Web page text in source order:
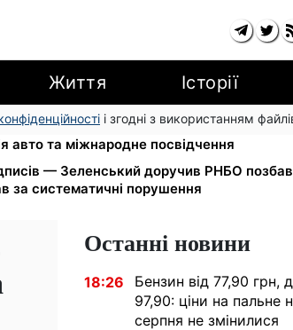
Життя Історії
і згодні з використанням
— і МСЦ МВС приїде у громаду: обмін
авто та міжнародне посвідчення
— Зеленський доручив РНБО
за систематичні порушення
Останні новини
18:26
Бензин від 77,90 грн,
97,90: ціни на пальне
серпня не змінилися